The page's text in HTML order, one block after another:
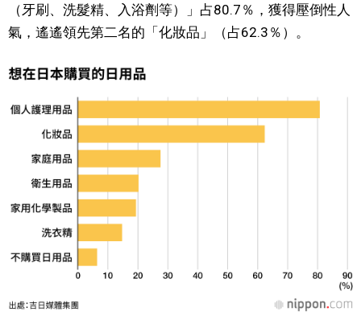
（牙刷、洗髮精、入浴劑等）」占80.7％，獲得壓倒性人
氣，遙遙領先第二名的「化妝品」（占62.3％）。